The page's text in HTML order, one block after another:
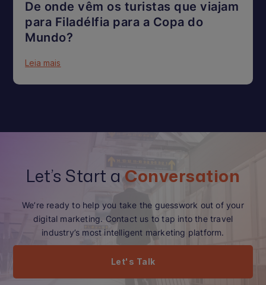
De onde vêm os turistas que viajam
para Filadélfia para a Copa do
Mundo?
Leia mais
Let’s Start a Conversation
We’re ready to help you take the guesswork out of your
digital marketing. Contact us to tap into the travel
industry’s most intelligent marketing platform.
Let's Talk